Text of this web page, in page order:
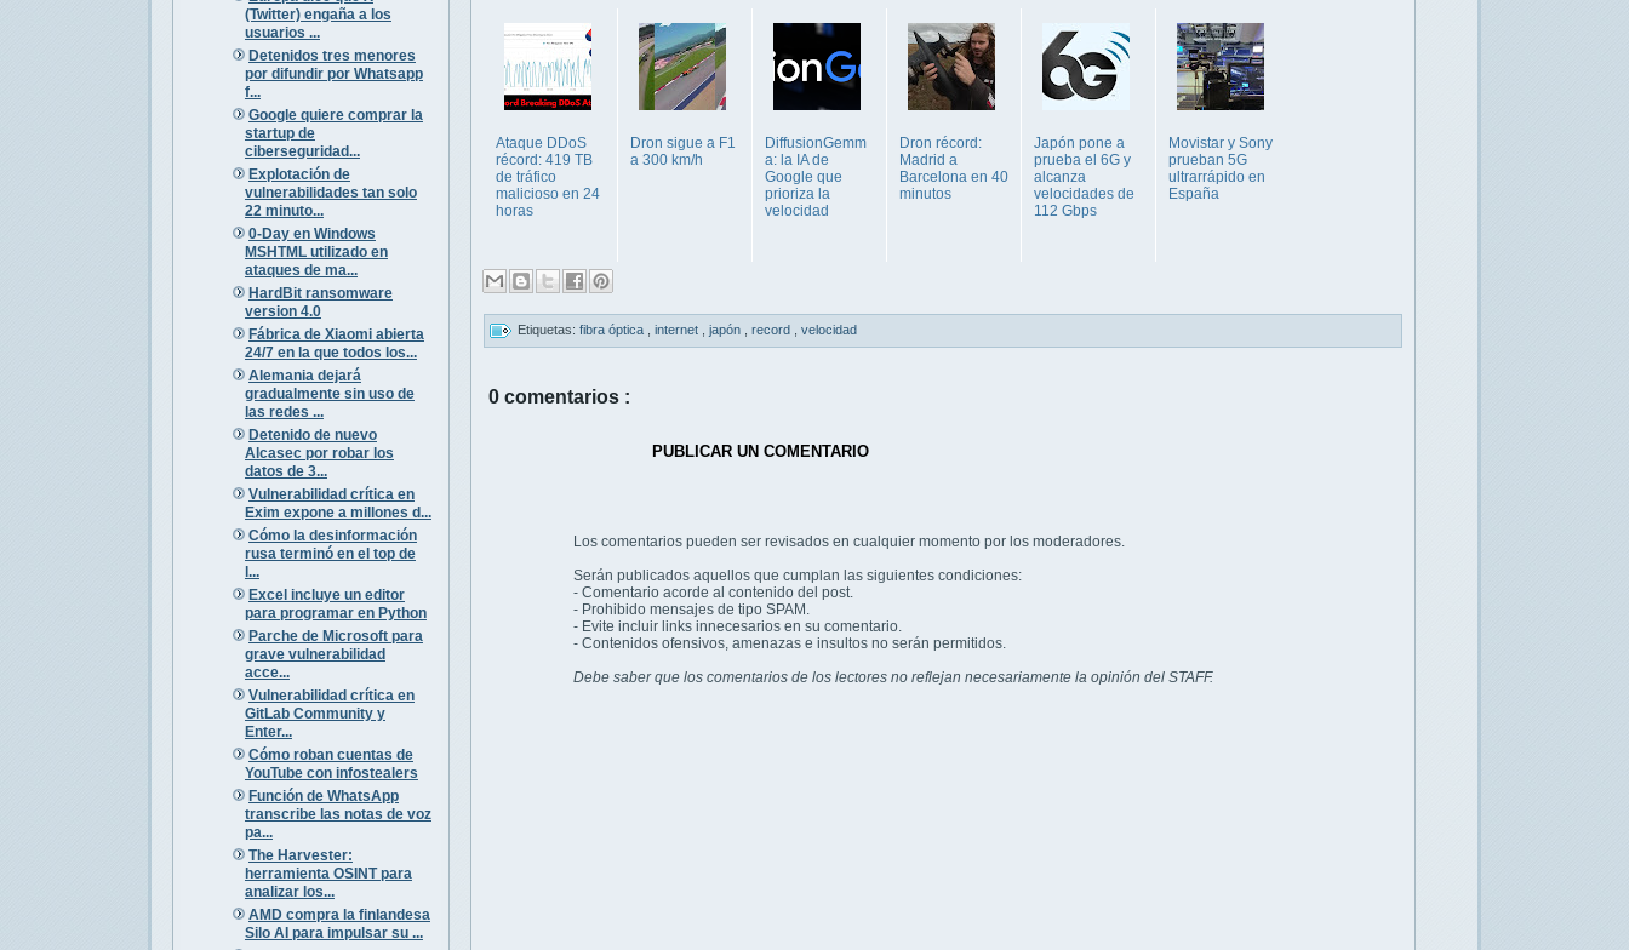
(Twitter) engaña a los
usuarios ...
Detenidos tres menores
por difundir por Whatsapp
f...
Google quiere comprar la
startup de
ciberseguridad...
Explotación de
vulnerabilidades tan solo
22 minuto...
0-Day en Windows
MSHTML utilizado en
ataques de ma...
HardBit ransomware
version 4.0
Fábrica de Xiaomi abierta
24/7 en la que todos los...
Alemania dejará
gradualmente sin uso de
las redes ...
Detenido de nuevo
Alcasec por robar los
datos de 3...
Vulnerabilidad crítica en
Exim expone a millones d...
Cómo la desinformación
rusa terminó en el top de
l...
Excel incluye un editor
para programar en Python
Parche de Microsoft para
grave vulnerabilidad
acce...
Vulnerabilidad crítica en
GitLab Community y
Enter...
Cómo roban cuentas de
YouTube con infostealers
Función de WhatsApp
transcribe las notas de voz
pa...
The Harvester:
herramienta OSINT para
analizar los...
AMD compra la finlandesa
Silo AI para impulsar su ...
Ataque DDoS
récord: 419 TB
de tráfico
malicioso en 24
horas
Dron sigue a F1
a 300 km/h
DiffusionGemm
a: la IA de
Google que
prioriza la
velocidad
Dron récord:
Madrid a
Barcelona en 40
minutos
Japón pone a
prueba el 6G y
alcanza
velocidades de
112 Gbps
Movistar y Sony
prueban 5G
ultrarrápido en
España
Etiquetas: fibra óptica internet japón record velocidad
0 comentarios :
PUBLICAR UN COMENTARIO
Los comentarios pueden ser revisados en cualquier momento por los moderadores.
Serán publicados aquellos que cumplan las siguientes condiciones:
- Comentario acorde al contenido del post.
- Prohibido mensajes de tipo SPAM.
- Evite incluir links innecesarios en su comentario.
- Contenidos ofensivos, amenazas e insultos no serán permitidos.
Debe saber que los comentarios de los lectores no reflejan necesariamente la opinión del STAFF.